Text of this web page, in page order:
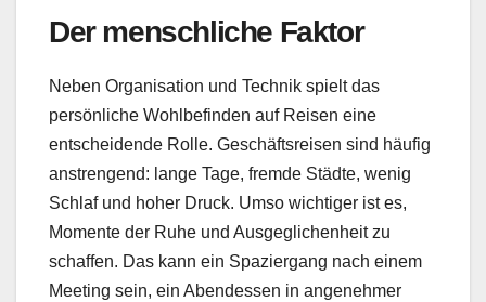
Der menschliche Faktor
Neben Organisation und Technik spielt das
persönliche Wohlbefinden auf Reisen eine
entscheidende Rolle. Geschäftsreisen sind häufig
anstrengend: lange Tage, fremde Städte, wenig
Schlaf und hoher Druck. Umso wichtiger ist es,
Momente der Ruhe und Ausgeglichenheit zu
schaffen. Das kann ein Spaziergang nach einem
Meeting sein, ein Abendessen in angenehmer